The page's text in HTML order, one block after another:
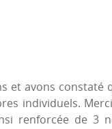
et avons constaté
individuels.
renforcée de 3